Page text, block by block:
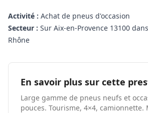
Activité : Achat de pneus d'occasion
Secteur : Sur Aix-en-Provence 13100
Rhône
En savoir plus sur cette
Large gamme de pneus neufs et
pouces. Tourisme, 4×4, camionnette.